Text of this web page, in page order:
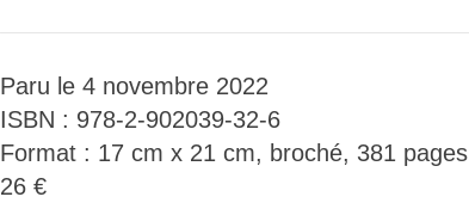
Paru le 4 novembre 2022
ISBN : 978-2-902039-32-6
Format : 17 cm x 21 cm, broché, 381 pages
26 €